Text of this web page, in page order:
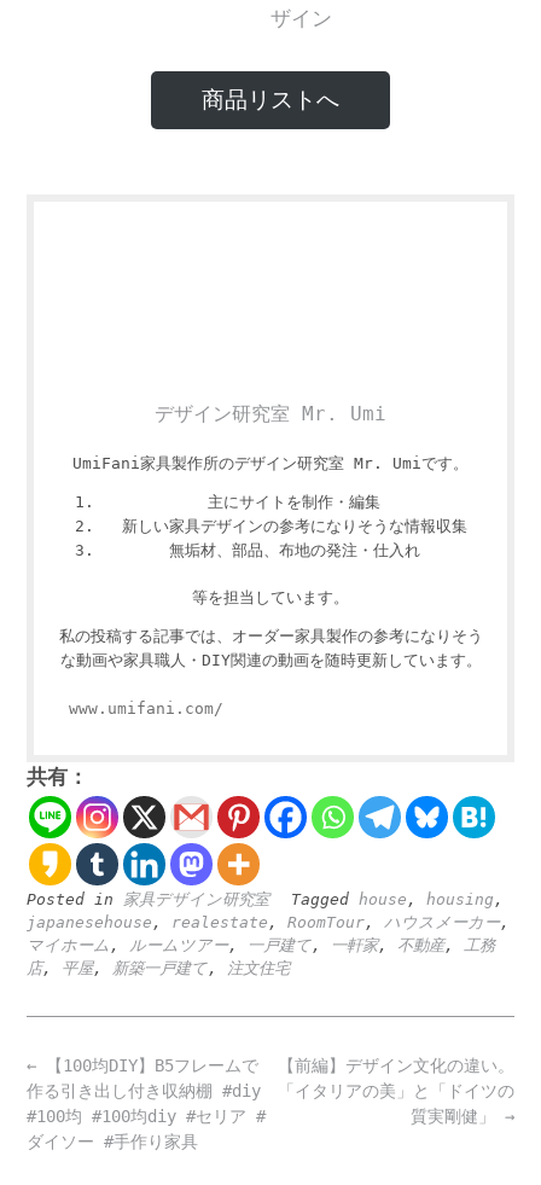
商品リストへ
デザイン研究室 Mr. Umi
UmiFani家具製作所のデザイン研究室 Mr. Umiです。
主にサイトを制作・編集
新しい家具デザインの参考になりそうな情報収集
無垢材、部品、布地の発注・仕入れ
等を担当しています。
私の投稿する記事では、オーダー家具製作の参考になりそう
な動画や家具職人・DIY関連の動画を随時更新しています。
www.umifani.com/
共有：
Posted in 家具デザイン研究室 Tagged house , housing ,
japanesehouse , realestate , RoomTour, ハウスメーカー,
マイホーム , ルームツアー, 一戸建て, 一軒家, 不動産, 工務
店, 平屋, 新築一戸建て, 注文住宅
Post
navigation
【前編】デザイン文化の違い。
「イタリアの美」と「ドイツの
質実剛健」 →
← 【100均DIY】B5フレームで
作る引き出し付き収納棚 #diy
#100均 #100均diy #セリア #
ダイソー #手作り家具